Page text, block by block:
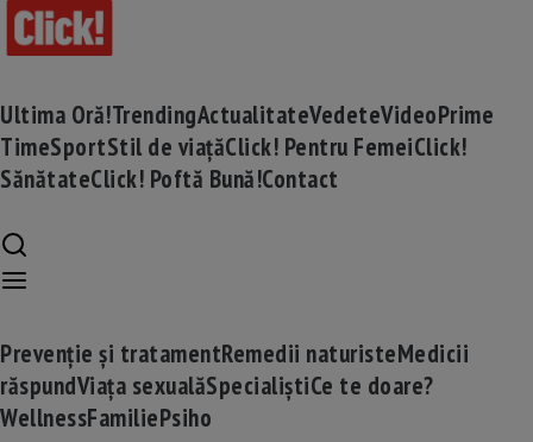
Ultima Oră!TrendingActualitateVedeteVideoPrime
TimeSportStil de viațăClick! Pentru FemeiClick!
SănătateClick! Poftă Bună!Contact
Prevenție și tratamentRemedii naturisteMedicii
răspundViața sexualăSpecialiștiCe te doare?
WellnessFamiliePsiho